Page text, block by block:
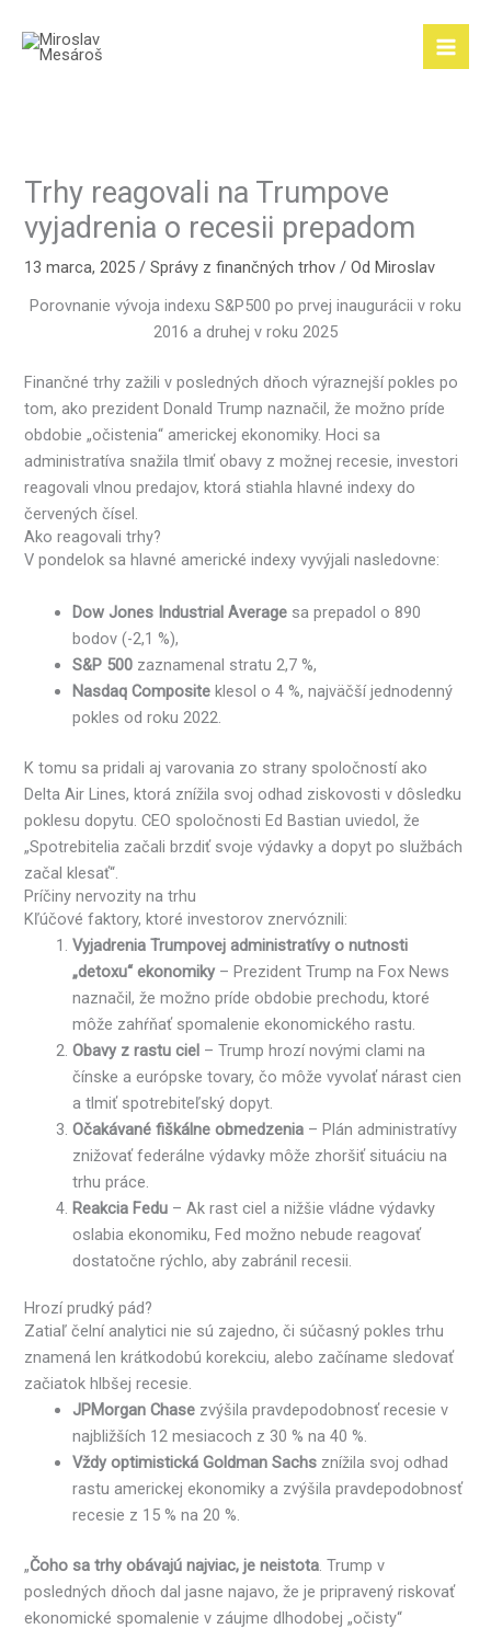
obsah
Trhy reagovali na Trumpove
vyjadrenia o recesii prepadom
13 marca, 2025/Správy z finančných trhov / Od Miroslav
Porovnanie vývoja indexu S&P500 po prvej inaugurácii v roku
2016 a druhej v roku 2025
Finančné trhy zažili v posledných dňoch výraznejší pokles po
tom, ako prezident Donald Trump naznačil, že možno príde
obdobie „očistenia“ americkej ekonomiky. Hoci sa
administratíva snažila tlmiť obavy z možnej recesie, investori
reagovali vlnou predajov, ktorá stiahla hlavné indexy do
červených čísel.
Ako reagovali trhy?
V pondelok sa hlavné americké indexy vyvýjali nasledovne:
Dow Jones Industrial Average sa prepadol o 890
bodov (-2,1 %),
S&P 500 zaznamenal stratu 2,7 %,
Nasdaq Composite klesol o 4 %, najväčší jednodenný
pokles od roku 2022.
K tomu sa pridali aj varovania zo strany spoločností ako
Delta Air Lines, ktorá znížila svoj odhad ziskovosti v dôsledku
poklesu dopytu. CEO spoločnosti Ed Bastian uviedol, že
„Spotrebitelia začali brzdiť svoje výdavky a dopyt po službách
začal klesať“.
Príčiny nervozity na trhu
Kľúčové faktory, ktoré investorov znervóznili:
Vyjadrenia Trumpovej administratívy o nutnosti
„detoxu“ ekonomiky– Prezident Trump na Fox News
naznačil, že možno príde obdobie prechodu, ktoré
môže zahŕňať spomalenie ekonomického rastu.
Obavy z rastu ciel – Trump hrozí novými clami na
čínske a európske tovary, čo môže vyvolať nárast cien
a tlmiť spotrebiteľský dopyt.
Očakávané fiškálne obmedzenia – Plán administratívy
znižovať federálne výdavky môže zhoršiť situáciu na
trhu práce.
Reakcia Fedu – Ak rast ciel a nižšie vládne výdavky
oslabia ekonomiku, Fed možno nebude reagovať
dostatočne rýchlo, aby zabránil recesii.
Hrozí prudký pád?
Zatiaľ čelní analytici nie sú zajedno, či súčasný pokles trhu
znamená len krátkodobú korekciu, alebo začíname sledovať
začiatok hlbšej recesie.
JPMorgan Chase zvýšila pravdepodobnosť recesie v
najbližších 12 mesiacoch z 30 % na 40 %.
Vždy optimistická Goldman Sachs znížila svoj odhad
rastu americkej ekonomiky a zvýšila pravdepodobnosť
recesie z 15 % na 20 %.
„Čoho sa trhy obávajú najviac, je neistota . Trump v
posledných dňoch dal jasne najavo, že je pripravený riskovať
ekonomické spomalenie v záujme dlhodobej „očisty“